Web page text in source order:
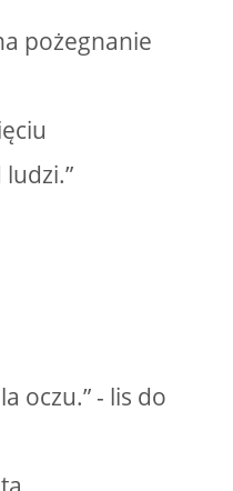
pożegnanie
oczu.” - lis do